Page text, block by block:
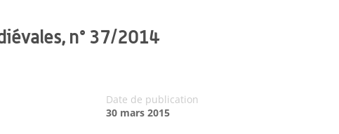
n° 37/2014
Date de publication
30 mars 2015